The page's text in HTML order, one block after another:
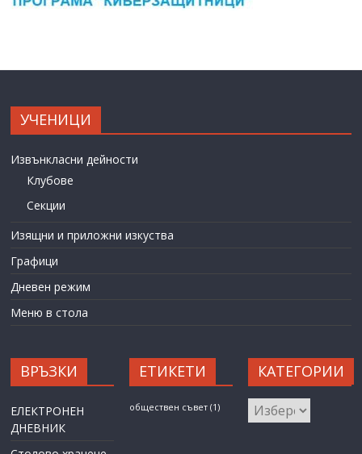
УЧЕНИЦИ
Извънкласни дейности
Клубове
Секции
Изящни и приложни изкуства
Графици
Дневен режим
Меню в стола
ВРЪЗКИ
ЕЛЕКТРОНЕН
ДНЕВНИК
ЕТИКЕТИ
обществен съвет (1)
КАТЕГОРИИ
КАТЕГОРИИ